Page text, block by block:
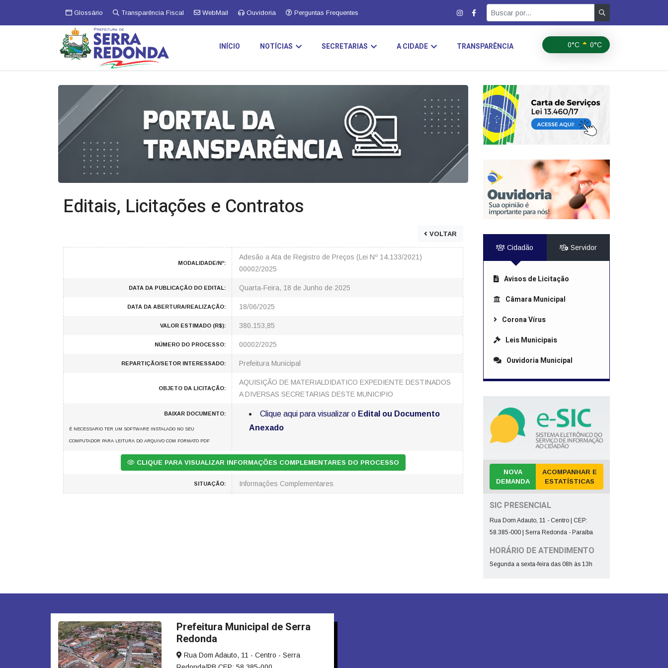
Glossário Transparência Fiscal WebMail Ouvidoria Perguntas Frequentes
0°C 0°C
INÍCIO NOTÍCIAS SECRETARIAS A CIDADE TRANSPARÊNCIA
Editais, Licitações e Contratos
VOLTAR
MODALIDADE/Nº:
Adesão a Ata de Registro de Preços (Lei Nº 14.133/2021)
00002/2025
DATA DA PUBLICAÇÃO DO EDITAL: Quarta-Feira, 18 de Junho de 2025
DATA DA ABERTURA/REALIZAÇÃO: 18/06/2025
VALOR ESTIMADO (R$): 380.153,85
NÚMERO DO PROCESSO: 00002/2025
REPARTIÇÃO/SETOR INTERESSADO: Prefeitura Municipal
OBJETO DA LICITAÇÃO:
AQUISIÇÃO DE MATERIALDIDATICO EXPEDIENTE DESTINADOS
A DIVERSAS SECRETARIAS DESTE MUNICIPIO
BAIXAR DOCUMENTO:
É NECESSARIO TER UM SOFTWARE INSTALADO NO SEU
COMPUTADOR PARA LEITURA DO ARQUIVO COM FORMATO PDF
Clique aqui para visualizar o Edital ou Documento
Anexado
CLIQUE PARA VISUALIZAR INFORMAÇÕES COMPLEMENTARES DO PROCESSO
SITUAÇÃO: Informações Complementares
Cidadão Servidor
Avisos de Licitação
Câmara Municipal
Corona Vírus
Leis Municipais
Ouvidoria Municipal
NOVA
DEMANDA
ACOMPANHAR E
ESTATÍSTICAS
SIC PRESENCIAL
Rua Dom Adauto, 11 - Centro | CEP:
58.385-000 | Serra Redonda - Paraíba
HORÁRIO DE ATENDIMENTO
Segunda a sexta-feira das 08h às 13h
Prefeitura Municipal de Serra
Redonda
Rua Dom Adauto, 11 - Centro - Serra